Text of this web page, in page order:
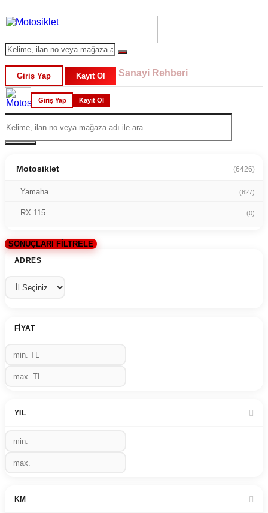
Giriş Yap Kayıt Ol Sanayi Rehberi
Giriş Yap Kayıt Ol
Motosiklet (6426)
Yamaha (627)
RX 115 (0)
SONUÇLARI FİLTRELE
ADRES
FIYAT
YIL
KM